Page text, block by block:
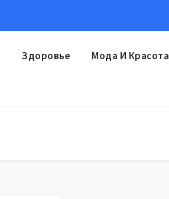
Здоровье Мода И Красота